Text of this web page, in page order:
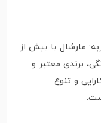
مارشال با بیش از
برندی معتبر و
و تنوع